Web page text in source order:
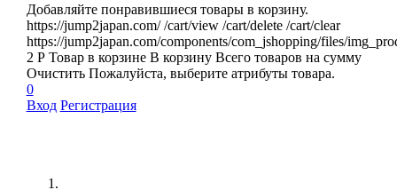
Добавляйте понравившиеся товары в корзину.
https://jump2japan.com/ /cart/view /cart/delete /cart/clear
https://jump2japan.com/components/com_jshopping/files/
2 Р Товар в корзине В корзину Всего товаров на сумму
Очистить Пожалуйста, выберите атрибуты товара.
0
Вход Регистрация